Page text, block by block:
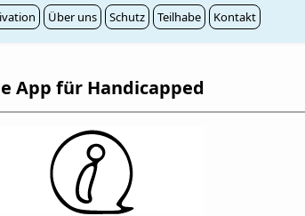
Über uns Schutz Teilhabe
Kontakt
App für Handicapped